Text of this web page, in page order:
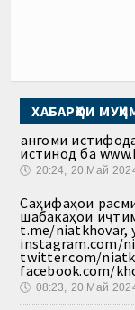
ХАБАРҲОИ
Ҳангоми
истинод ба
🕔 20:24, 20.Май
Саҳифаҳои
шабакаҳои
t.me/niatkhovar,
instagram.com/
twitter.com/
facebook.com/
🕔 08:23, 20.Май